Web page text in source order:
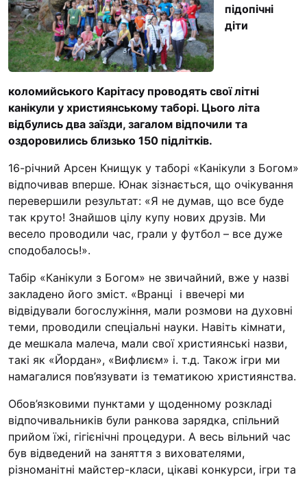
Ми помолимося
З рук в руки
Підтримати сім’ю
Юричко
“#Усинови_ТИ”
Законодавство
Контакти
(096) 749 79 80
підопічні
діти
коломийського Карітасу проводять свої літні
канікули у християнському таборі. Цього літа
відбулись два заїзди, загалом відпочили та
оздоровились близько 150 підлітків.
16-річний Арсен Книщук у таборі «Канікули з Богом»
відпочивав вперше. Юнак зізнається, що очікування
перевершили результат: «Я не думав, що все буде
так круто! Знайшов цілу купу нових друзів. Ми
весело проводили час, грали у футбол – все дуже
сподобалось!».
Табір «Канікули з Богом» не звичайний, вже у назві
закладено його зміст. «Вранці і ввечері ми
відвідували богослужіння, мали розмови на духовні
теми, проводили спеціальні науки. Навіть кімнати,
де мешкала малеча, мали свої християнські назви,
такі як «Йордан», «Вифлиєм» і. т.д. Також ігри ми
намагалися пов’язувати із тематикою християнства.
Обов’язковими пунктами у щоденному розкладі
відпочивальників були ранкова зарядка, спільний
прийом їжі, гігієнічні процедури. А весь вільний час
був відведений на заняття з вихователями,
різноманітні майстер-класи, цікаві конкурси, ігри та